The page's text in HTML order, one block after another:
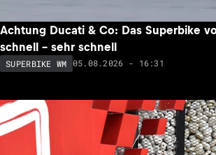
Achtung Ducati & Co: Das Superbike
schnell – sehr schnell
SUPERBIKE WM 05.08.2026 - 16:31